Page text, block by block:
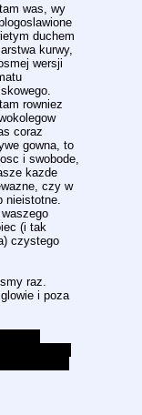
was, wy
duchem
kurwy,
wersji
rowniez
coraz
gowna, to
i swobode,
kazde
czy w
nieistotne.
(i tak
czystego
raz.
i poza